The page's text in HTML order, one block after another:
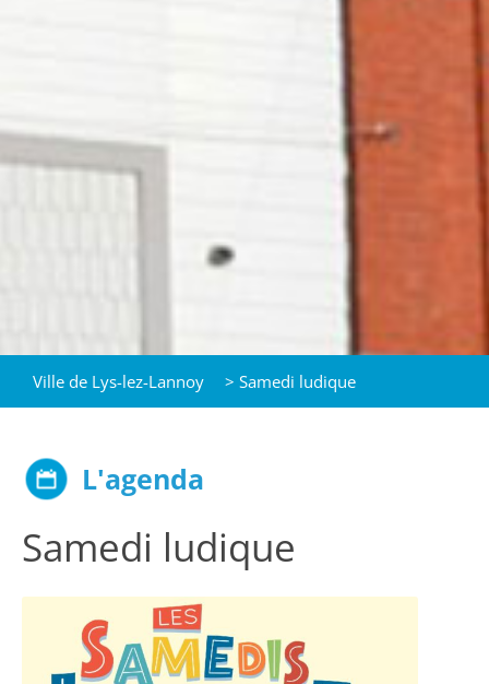
Ville de Lys-lez-Lannoy > Samedi ludique
L'agenda
Samedi ludique